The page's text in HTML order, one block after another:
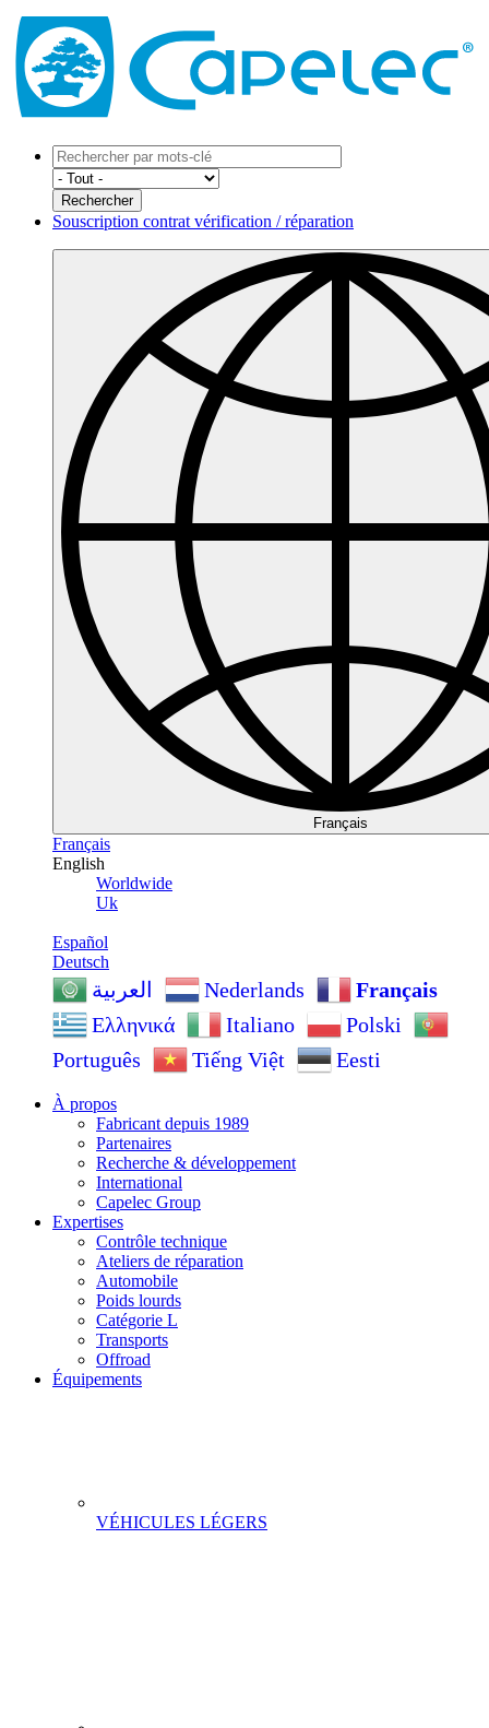
Souscription contrat vérification / réparation
Français
Français
English
Worldwide
Uk
Español
Deutsch
العربية Nederlands
Français
Ελληνικά
Italiano
Polski
Português
Tiếng Việt Eesti
À propos
Fabricant depuis 1989
Partenaires
Recherche & développement
International
Capelec Group
Expertises
Contrôle technique
Ateliers de réparation
Automobile
Poids lourds
Catégorie L
Transports
Offroad
Équipements
VÉHICULES LÉGERS